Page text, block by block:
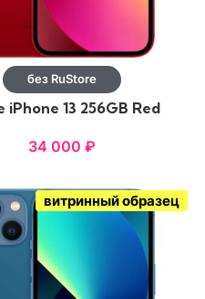
без RuStore
iPhone 13 256GB Red
34 000₽
витринный образец